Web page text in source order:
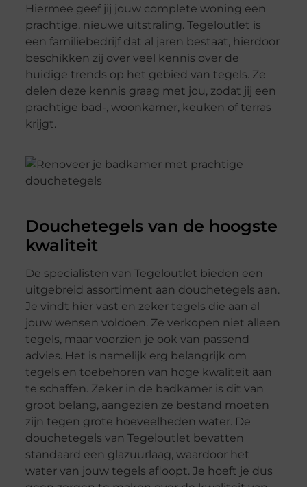
Hiermee geef jij jouw complete woning een
prachtige, nieuwe uitstraling. Tegeloutlet is
een familiebedrijf dat al jaren bestaat, hierdoor
beschikken zij over veel kennis over de
huidige trends op het gebied van tegels. Ze
delen deze kennis graag met jou, zodat jij een
prachtige bad-, woonkamer, keuken of terras
krijgt.
Douchetegels van de hoogste
kwaliteit
De specialisten van Tegeloutlet bieden een
uitgebreid assortiment aan douchetegels aan.
Je vindt hier vast en zeker tegels die aan al
jouw wensen voldoen. Ze verkopen niet alleen
tegels, maar voorzien je ook van passend
advies. Het is namelijk erg belangrijk om
tegels en toebehoren van hoge kwaliteit aan
te schaffen. Zeker in de badkamer is dit van
groot belang, aangezien ze bestand moeten
zijn tegen grote hoeveelheden water. De
douchetegels van Tegeloutlet bevatten
standaard een glazuurlaag, waardoor het
water van jouw tegels afloopt. Je hoeft je dus